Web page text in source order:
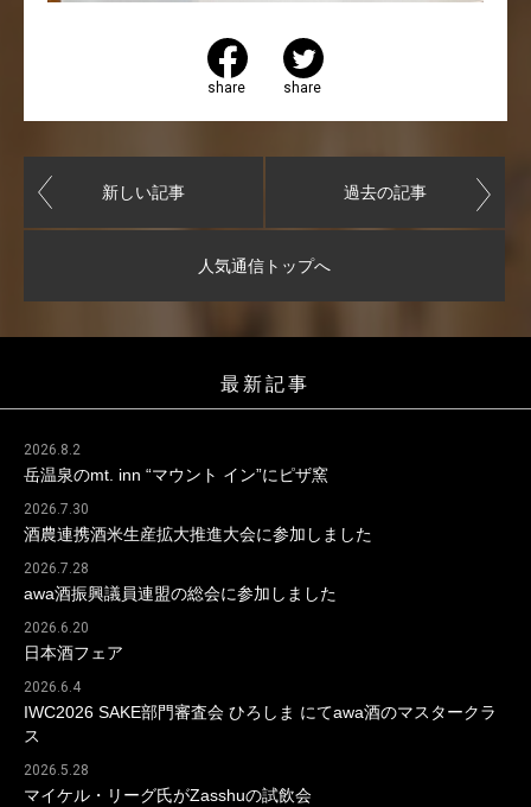
share share
新しい記事
人気通信トップへ
過去の記事
最新記事
2026.8.2
岳温泉のmt. inn “マウント イン”にピザ窯
2026.7.30
酒農連携酒米生産拡大推進大会に参加しました
2026.7.28
awa酒振興議員連盟の総会に参加しました
2026.6.20
日本酒フェア
2026.6.4
IWC2026 SAKE部門審査会 ひろしま にてawa酒のマスタークラ
ス
2026.5.28
マイケル・リーグ氏がZasshuの試飲会